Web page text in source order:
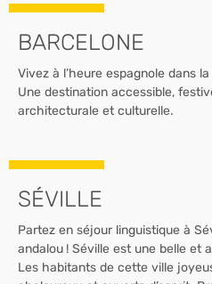
BARCELONE
Vivez à l’heure espagnole dans
Une destination accessible,
architecturale et culturelle.
SÉVILLE
Partez en séjour linguistique à
andalou ! Séville est une belle et
Les habitants de cette ville